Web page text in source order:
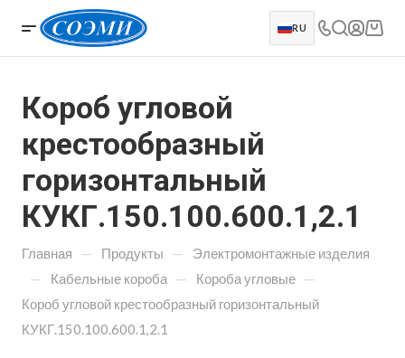
RU
Короб угловой
крестообразный
горизонтальный
КУКГ.150.100.600.1,2.1
Главная — Продукты — Электромонтажные изделия
— Кабельные короба — Короба угловые —
Короб угловой крестообразный горизонтальный
КУКГ.150.100.600.1,2.1